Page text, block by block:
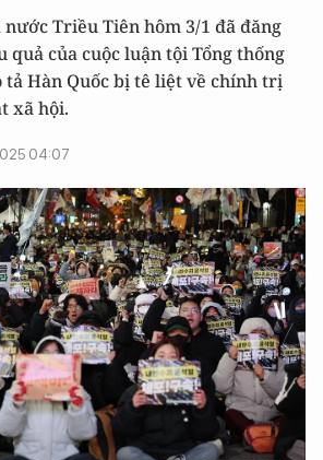
Triều Tiên hôm 3/1 đã đăng
quả của cuộc luận tội Tổng thống
tả Hàn Quốc bị tê liệt về chính trị
xã hội.
04:07